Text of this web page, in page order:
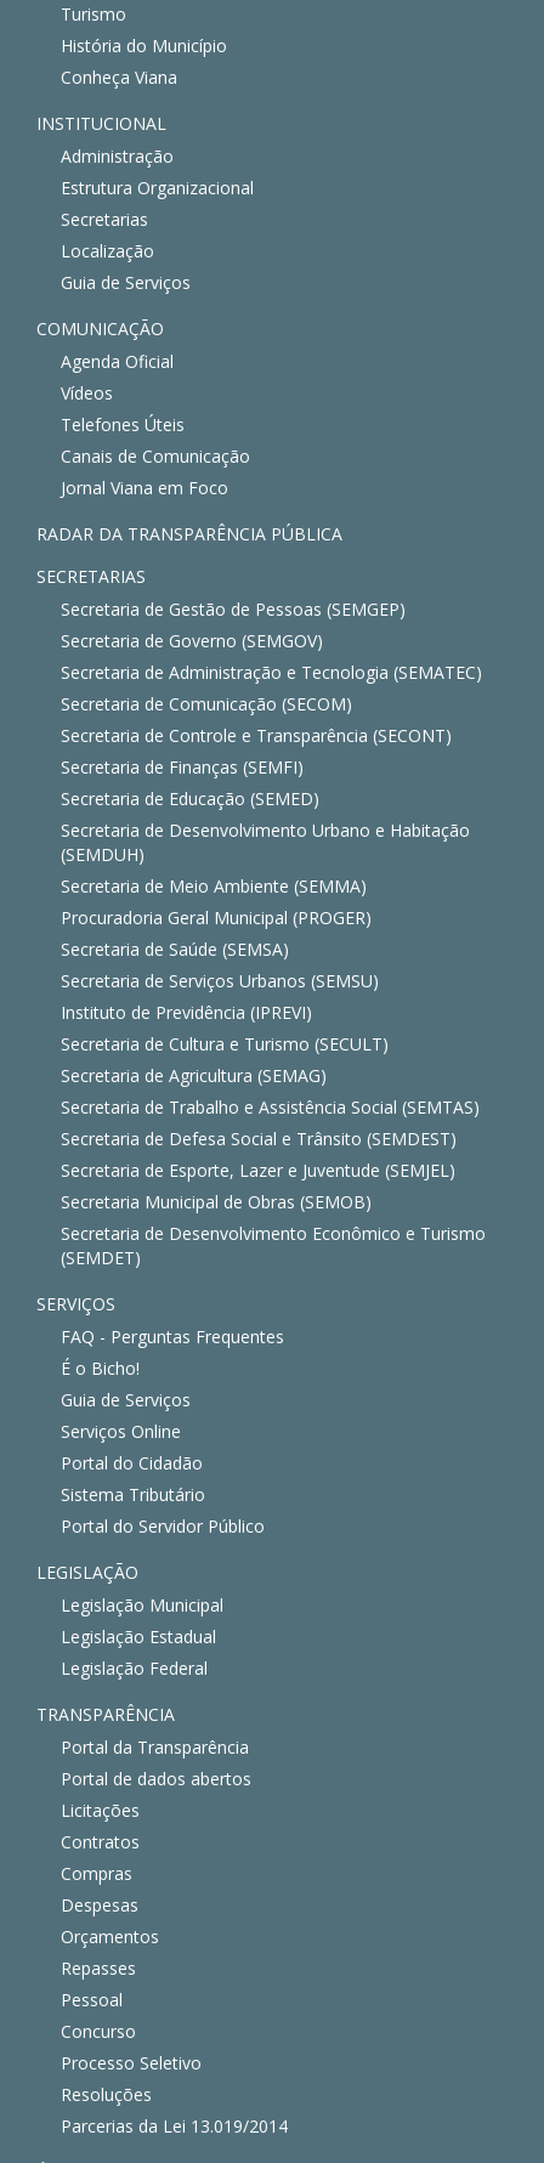
Turismo
História do Município
Conheça Viana
INSTITUCIONAL
Administração
Estrutura Organizacional
Secretarias
Localização
Guia de Serviços
COMUNICAÇÃO
Agenda Oficial
Vídeos
Telefones Úteis
Canais de Comunicação
Jornal Viana em Foco
RADAR DA TRANSPARÊNCIA PÚBLICA
SECRETARIAS
Secretaria de Gestão de Pessoas (SEMGEP)
Secretaria de Governo (SEMGOV)
Secretaria de Administração e Tecnologia (SEMATEC)
Secretaria de Comunicação (SECOM)
Secretaria de Controle e Transparência (SECONT)
Secretaria de Finanças (SEMFI)
Secretaria de Educação (SEMED)
Secretaria de Desenvolvimento Urbano e Habitação
(SEMDUH)
Secretaria de Meio Ambiente (SEMMA)
Procuradoria Geral Municipal (PROGER)
Secretaria de Saúde (SEMSA)
Secretaria de Serviços Urbanos (SEMSU)
Instituto de Previdência (IPREVI)
Secretaria de Cultura e Turismo (SECULT)
Secretaria de Agricultura (SEMAG)
Secretaria de Trabalho e Assistência Social (SEMTAS)
Secretaria de Defesa Social e Trânsito (SEMDEST)
Secretaria de Esporte, Lazer e Juventude (SEMJEL)
Secretaria Municipal de Obras (SEMOB)
Secretaria de Desenvolvimento Econômico e Turismo
(SEMDET)
SERVIÇOS
FAQ - Perguntas Frequentes
É o Bicho!
Guia de Serviços
Serviços Online
Portal do Cidadão
Sistema Tributário
Portal do Servidor Público
LEGISLAÇÃO
Legislação Municipal
Legislação Estadual
Legislação Federal
TRANSPARÊNCIA
Portal da Transparência
Portal de dados abertos
Licitações
Contratos
Compras
Despesas
Orçamentos
Repasses
Pessoal
Concurso
Processo Seletivo
Resoluções
Parcerias da Lei 13.019/2014